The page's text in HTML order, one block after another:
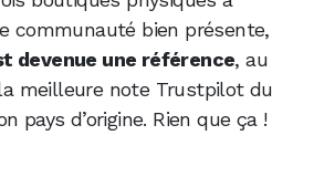
communauté bien présente,
devenue une référence, au
meilleure note Trustpilot du
pays d’origine. Rien que ça !